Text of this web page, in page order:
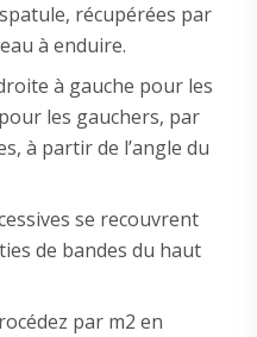
récupérées par
à enduire.
à gauche pour les
les gauchers, par
à partir de l’angle du
se recouvrent
de bandes du haut
par m2 en